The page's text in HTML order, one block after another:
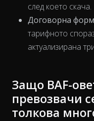
след което скача.
Договорна
тарифното
актуализирана
Защо BAF-
превозвачи
толкова